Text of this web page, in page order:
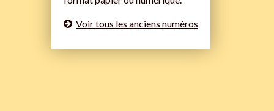
Voir tous les anciens numéros